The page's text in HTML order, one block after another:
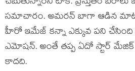
సమాచారం. అమరన్ బాగా ఆడిన మాట
హీరో ఇమేజ్ కన్నా ఎక్కువ పని
ఎమోషన్. అంతే తప్ప ఏదో స్టార్
కాదది.